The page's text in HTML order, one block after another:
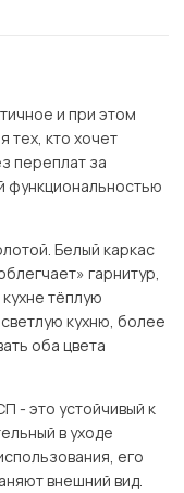
и при этом
тех, кто хочет
переплат за
функциональностью
Белый каркас
гарнитур,
тёплую
кухню, более
оба цвета
- это устойчивый к
в уходе
его
внешний вид.